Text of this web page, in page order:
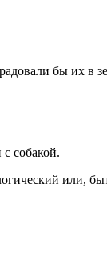
бы их в
собакой.
или,